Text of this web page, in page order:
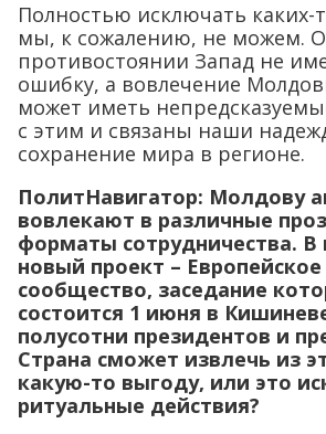
Полностью исключать каких-
мы, к сожалению, не можем.
противостоянии Запад не
ошибку, а вовлечение
может иметь
с этим и связаны наши
сохранение мира в регионе.
ПолитНавигатор: Молдову
вовлекают в различные
форматы сотрудничества. В
новый проект –
сообщество, заседание
состоится 1 июня в
полусотни президентов и
Страна сможет извлечь из
какую-то выгоду, или это
ритуальные действия?